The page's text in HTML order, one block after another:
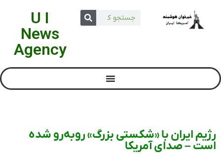
U I
News
Agency
رژیم ایران با «شکستی بزرگ» روبه‌رو شده
است – صدای آمریکا